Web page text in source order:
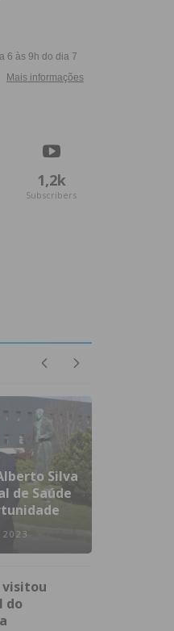
1,2k
Subscribers
Silva
de Saúde
visitou
do